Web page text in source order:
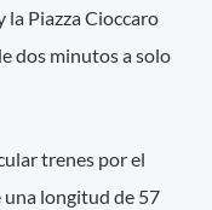
la Piazza Cioccaro
dos minutos a solo
trenes por el
una longitud de 57